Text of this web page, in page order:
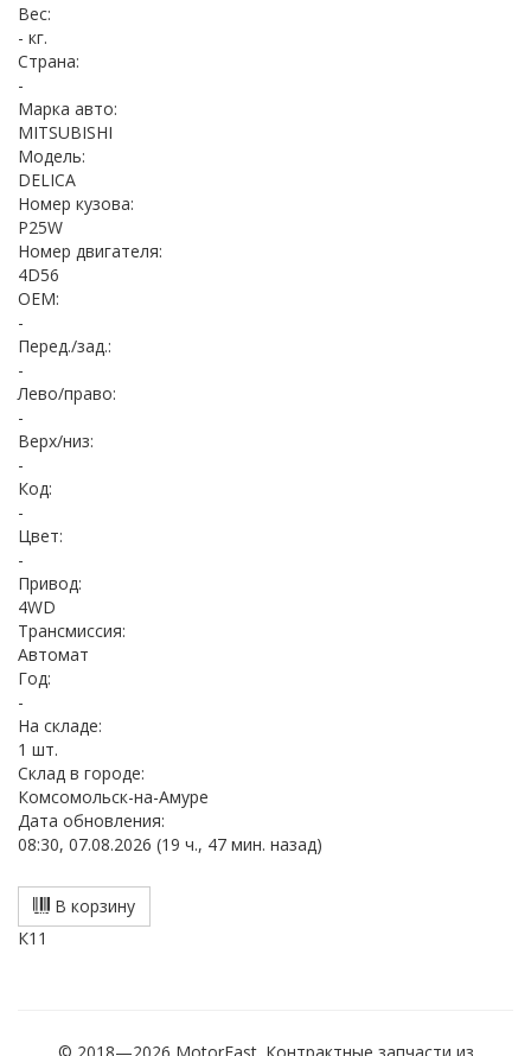
Вес:
- кг.
Страна:
-
Марка авто:
MITSUBISHI
Модель:
DELICA
Номер кузова:
P25W
Номер двигателя:
4D56
OEM:
-
Перед./зад.:
-
Лево/право:
-
Верх/низ:
-
Код:
-
Цвет:
-
Привод:
4WD
Трансмиссия:
Автомат
Год:
-
На складе:
1 шт.
Cклад в городе:
Комсомольск-на-Амуре
Дата обновления:
08:30, 07.08.2026 (19 ч., 47 мин. назад)
В корзину
К11
© 2018—2026 MotorEast. Контрактные запчасти из